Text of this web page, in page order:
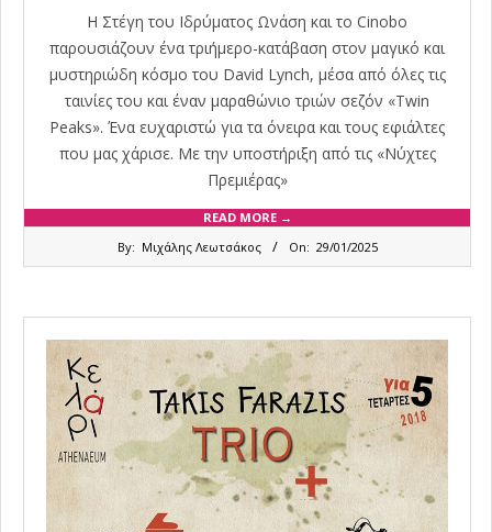
Η Στέγη του Ιδρύματος Ωνάση και το Cinobo
παρουσιάζουν ένα τριήμερο-κατάβαση στον μαγικό και
μυστηριώδη κόσμο του David Lynch, μέσα από όλες τις
ταινίες του και έναν μαραθώνιο τριών σεζόν «Twin
Peaks». Ένα ευχαριστώ για τα όνειρα και τους εφιάλτες
που μας χάρισε. Με την υποστήριξη από τις «Νύχτες
Πρεμιέρας»
READ MORE →
By: Μιχάλης Λεωτσάκος On: 29/01/2025